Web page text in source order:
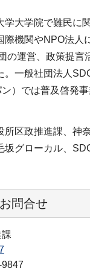
学大学院で難民に
際機関やNPO法人
の運営、政策提言
。一般社団法人
）では普及啓発事
所区政推進課、神
坂グローカル、
問合せ